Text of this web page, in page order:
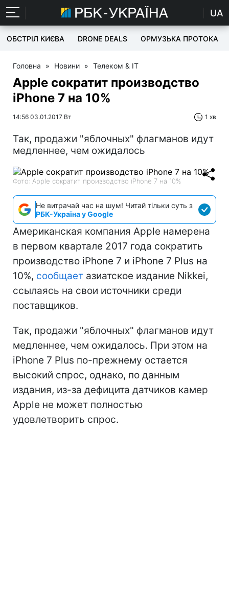
UA
ОБСТРІЛ КИЄВА DRONE DEALS ОРМУЗЬКА ПРОТОКА
Головна » Новини » Телеком & IT
Apple сократит производство
iPhone 7 на 10%
14:56 03.01.2017 Вт 1 хв
Так, продажи "яблочных" флагманов идут
медленнее, чем ожидалось
Фото: Apple сократит производство iPhone 7 на 10%
Не витрачай час на шум! Читай тільки суть з
РБК-Україна у Google
Американская компания Apple намерена
в первом квартале 2017 года сократить
производство iPhone 7 и iPhone 7 Plus на
10%, сообщает азиатское издание Nikkei,
ссылаясь на свои источники среди
поставщиков.
Так, продажи "яблочных" флагманов идут
медленнее, чем ожидалось. При этом на
iPhone 7 Plus по-прежнему остается
высокий спрос, однако, по данным
издания, из-за дефицита датчиков камер
Apple не может полностью
удовлетворить спрос.